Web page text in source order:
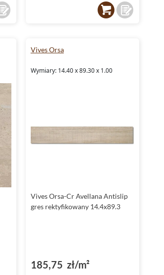
Vives Orsa
Wymiary: 14.40 x 89.30 x 1.00
Vives Orsa-Cr Avellana Antislip
gres rektyfikowany 14.4x89.3
185,75 zł/m²